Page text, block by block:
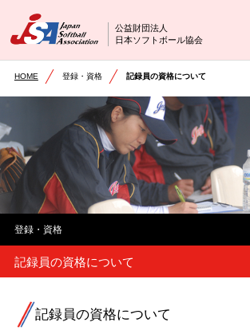
公益財団法人
日本ソフトボール協会
HOME 登録・資格 記録員の資格について
登録・資格
記録員の資格について
記録員の資格について